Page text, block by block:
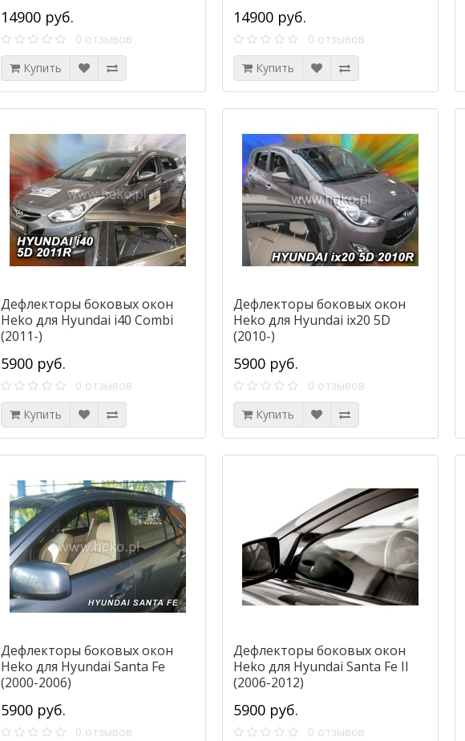
14900 руб.
0 отзывов
Купить
14900 руб.
0 отзывов
Купить
Дефлекторы боковых окон
Heko для Hyundai i40 Combi
(2011-)
5900 руб.
0 отзывов
Купить
Дефлекторы боковых окон
Heko для Hyundai ix20 5D
(2010-)
5900 руб.
0 отзывов
Купить
Дефлекторы боковых окон
Heko для Hyundai Santa Fe
(2000-2006)
5900 руб.
0 отзывов
Дефлекторы боковых окон
Heko для Hyundai Santa Fe II
(2006-2012)
5900 руб.
0 отзывов